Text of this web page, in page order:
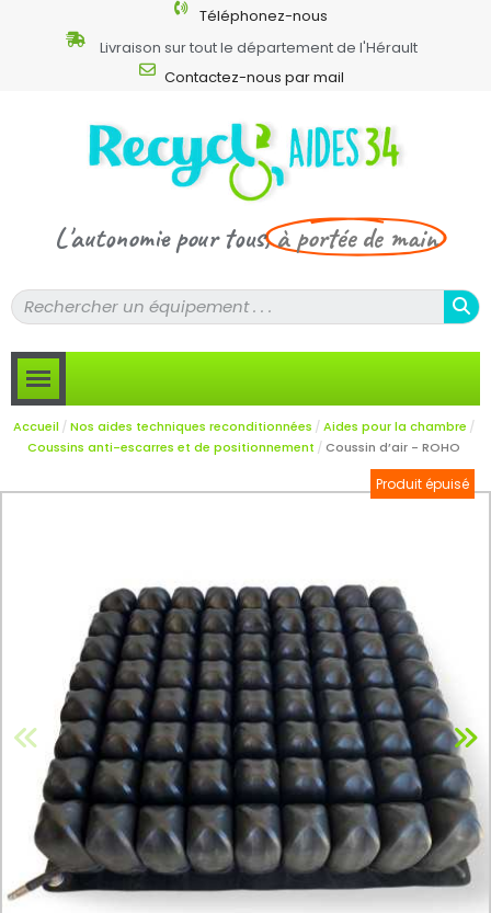
Téléphonez-nous
Livraison sur tout le département de l'Hérault
Contactez-nous par mail
L'autonomie pour tous,à portée de main
Accueil Nos aides techniques reconditionnées
Aides pour la chambre
Coussins anti-escarres et de positionnement
Coussin d’air - ROHO
Produit épuisé